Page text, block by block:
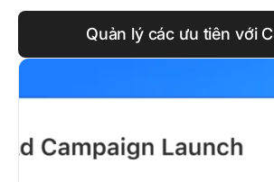
Quản lý các ưu tiên với